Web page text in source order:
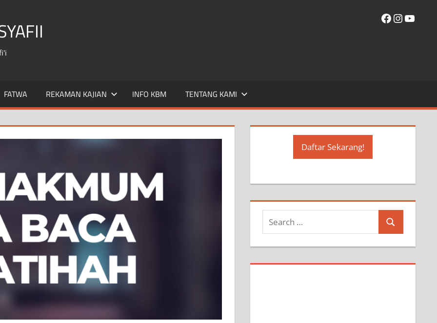
Facebook
FATWA REKAMAN KAJIAN INFO KBM TENTANG KAMI
Daftar Sekarang!
Search
for:
Search